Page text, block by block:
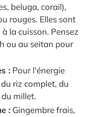
beluga, corail),
rouges. Elles sont
la cuisson. Pensez
ou au seitan pour
: Pour l'énergie
riz complet, du
millet.
: Gingembre frais,